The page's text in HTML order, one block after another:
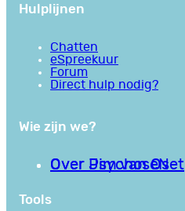
Hulplijnen
Chatten
eSpreekuur
Forum
Direct hulp nodig?
Wie zijn we?
Over PsychoseNet
Over Jim van Os
Tools